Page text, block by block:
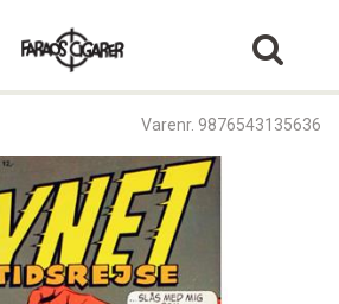
Varenr. 9876543135636